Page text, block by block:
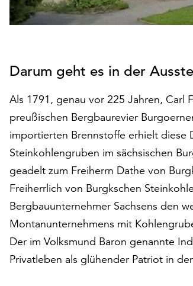
Darum geht es in der
Als 1791, genau vor 225 Jahren,
preußischen Bergbaurevier
importierten Brennstoffe erhielt diese
Steinkohlengruben im sächsischen
geadelt zum Freiherrn Dathe von
Freiherrlich von Burgkschen
Bergbauunternehmer Sachsens den
Montanunternehmens mit
Der im Volksmund Baron genannte
Privatleben als glühender Patriot in